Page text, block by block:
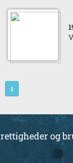
1
rettigheder og